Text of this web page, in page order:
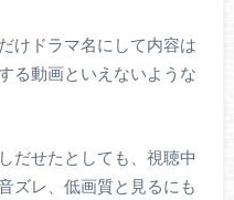
けドラマ名にして内容は
る動画といえないような
だせたとしても、視聴中
ズレ、低画質と見るにも